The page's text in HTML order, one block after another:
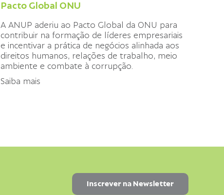
Pacto Global ONU
A ANUP aderiu ao Pacto Global da ONU para
contribuir na formação de líderes empresariais
e incentivar a prática de negócios alinhada aos
direitos humanos, relações de trabalho, meio
ambiente e combate à corrupção.
Saiba mais